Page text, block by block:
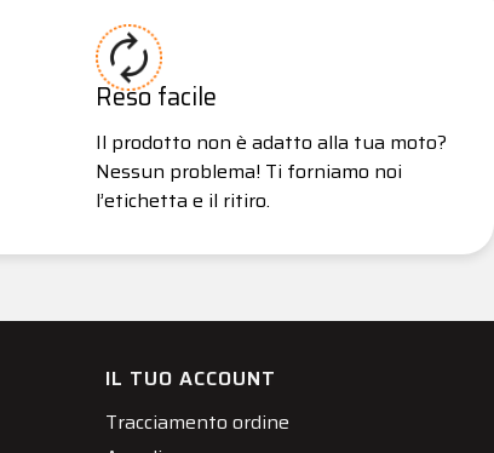
Reso facile
Il prodotto non è adatto alla tua moto?
Nessun problema! Ti forniamo noi
l’etichetta e il ritiro.
IL TUO ACCOUNT
Tracciamento ordine